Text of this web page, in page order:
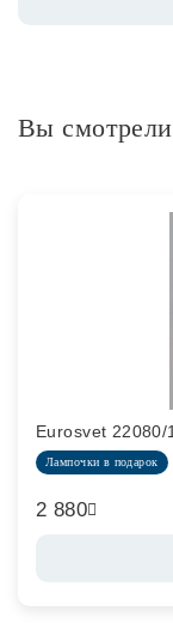
Вы смотрели
Eurosvet 22080/
Лампочки в подарок
2 880